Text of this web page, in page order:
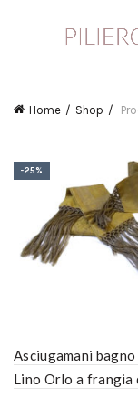
Home Shop
-25%
Asciugamani
Lino Orlo a frangia